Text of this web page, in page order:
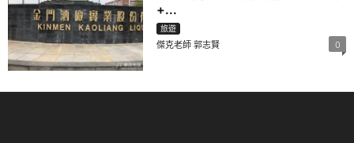
+...
旅遊
傑克老師 郭志賢 0